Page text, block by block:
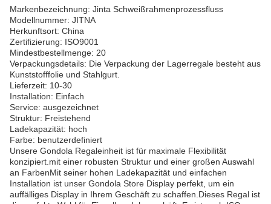
Markenbezeichnung: Jinta Schweißrahmenprozessfluss
Modellnummer: JITNA
Herkunftsort: China
Zertifizierung: ISO9001
Mindestbestellmenge: 20
Verpackungsdetails: Die Verpackung der Lagerregale besteht aus
Kunststofffolie und Stahlgurt.
Lieferzeit: 10-30
Installation: Einfach
Service: ausgezeichnet
Struktur: Freistehend
Ladekapazität: hoch
Farbe: benutzerdefiniert
Unsere Gondola Regaleinheit ist für maximale Flexibilität
konzipiert.mit einer robusten Struktur und einer großen Auswahl
an FarbenMit seiner hohen Ladekapazität und einfachen
Installation ist unser Gondola Store Display perfekt, um ein
auffälliges Display in Ihrem Geschäft zu schaffen.Dieses Regal ist